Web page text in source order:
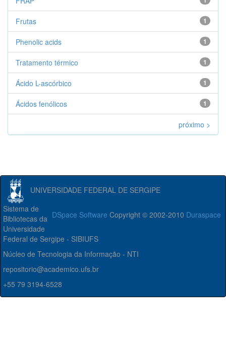
1
Frutas
1
Phenolic acids
1
Tratamento térmico
1
Ácido L-ascórbico
1
Ácidos fenólicos
próximo >
UNIVERSIDADE FEDERAL DE SERGIPE
DSpace Software Copyright © 2002-2010 Duraspace
Sistema de
Bibliotecas da
Universidade
Federal de Sergipe - SIBIUFS
Núcleo de Tecnologia da Informação - NTI
repositorio@academico.ufs.br
+55 79 3194-6528